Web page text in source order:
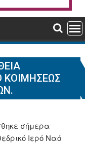
ΚΟΙΜΉΣΕΩΣ
σήμερα
Ιερό Ναό